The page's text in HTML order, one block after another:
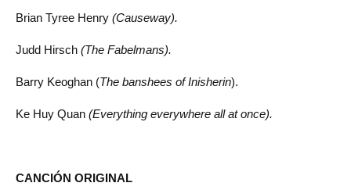
Brian Tyree Henry (Causeway).
Judd Hirsch (The Fabelmans).
Barry Keoghan (The banshees of Inisherin).
Ke Huy Quan (Everything everywhere all at once).
CANCIÓN ORIGINAL